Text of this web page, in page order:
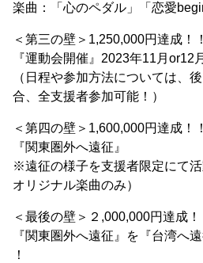
楽曲：「心のペダル」「恋愛
＜第三の壁＞1,250,000円達成！！
『運動会開催』2023年11月or12
（日程や参加方法については、
合、全支援者参加可能！）
＜第四の壁＞1,600,000円達成！！
『関東圏外へ遠征』
※遠征の様子を支援者限定にて
オリジナル楽曲のみ）
＜最後の壁＞２,000,000円達成！
『関東圏外へ遠征』を『台湾へ
！